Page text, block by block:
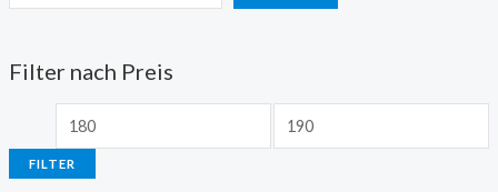
Filter nach Preis
FILTER